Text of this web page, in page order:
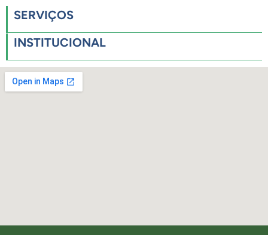
SERVIÇOS
INSTITUCIONAL